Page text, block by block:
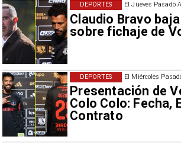
El Jueves Pasado
Claudio Bravo
sobre fichaje de
DEPORTES
El Miércoles
Presentación de
Colo Colo: Fecha,
Contrato
DEPORTES